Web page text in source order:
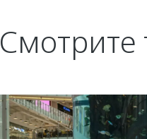
Смотрите